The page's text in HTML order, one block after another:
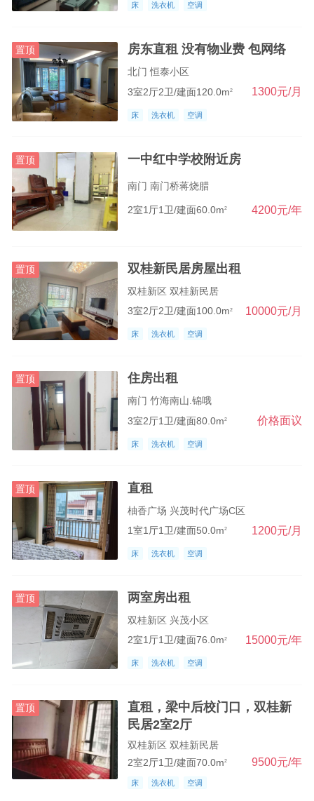
床 洗衣机 空调
置顶 房东直租 没有物业费 包网络
北门 恒泰小区
3室2厅2卫/建面120.0m2 1300元/月
床 洗衣机 空调
置顶 一中红中学校附近房
南门 南门桥蒋烧腊
2室1厅1卫/建面60.0m2 4200元/年
置顶 双桂新民居房屋出租
双桂新区 双桂新民居
3室2厅2卫/建面100.0m2 10000元/月
床 洗衣机 空调
置顶 住房出租
南门 竹海南山.锦哦
3室2厅1卫/建面80.0m2 价格面议
床 洗衣机 空调
置顶 直租
柚香广场 兴茂时代广场C区
1室1厅1卫/建面50.0m2 1200元/月
床 洗衣机 空调
置顶 两室房出租
双桂新区 兴茂小区
2室1厅1卫/建面76.0m2 15000元/年
床 洗衣机 空调
置顶
直租，梁中后校门口，双桂新
民居2室2厅
双桂新区 双桂新民居
2室2厅1卫/建面70.0m2 9500元/年
床 洗衣机 空调